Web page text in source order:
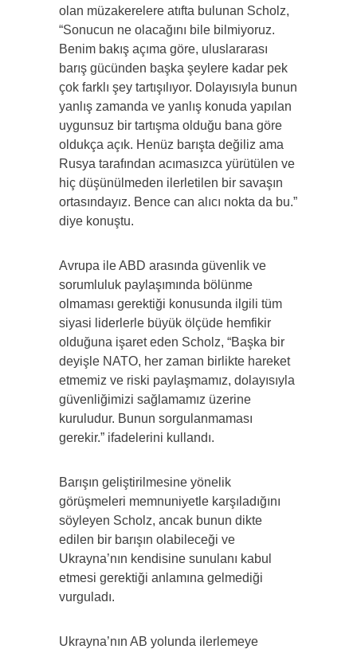
olan müzakerelere atıfta bulunan Scholz,
“Sonucun ne olacağını bile bilmiyoruz.
Benim bakış açıma göre, uluslararası
barış gücünden başka şeylere kadar pek
çok farklı şey tartışılıyor. Dolayısıyla bunun
yanlış zamanda ve yanlış konuda yapılan
uygunsuz bir tartışma olduğu bana göre
oldukça açık. Henüz barışta değiliz ama
Rusya tarafından acımasızca yürütülen ve
hiç düşünülmeden ilerletilen bir savaşın
ortasındayız. Bence can alıcı nokta da bu.”
diye konuştu.
Avrupa ile ABD arasında güvenlik ve
sorumluluk paylaşımında bölünme
olmaması gerektiği konusunda ilgili tüm
siyasi liderlerle büyük ölçüde hemfikir
olduğuna işaret eden Scholz, “Başka bir
deyişle NATO, her zaman birlikte hareket
etmemiz ve riski paylaşmamız, dolayısıyla
güvenliğimizi sağlamamız üzerine
kuruludur. Bunun sorgulanmaması
gerekir.” ifadelerini kullandı.
Barışın geliştirilmesine yönelik
görüşmeleri memnuniyetle karşıladığını
söyleyen Scholz, ancak bunun dikte
edilen bir barışın olabileceği ve
Ukrayna’nın kendisine sunulanı kabul
etmesi gerektiği anlamına gelmediği
vurguladı.
Ukrayna’nın AB yolunda ilerlemeye